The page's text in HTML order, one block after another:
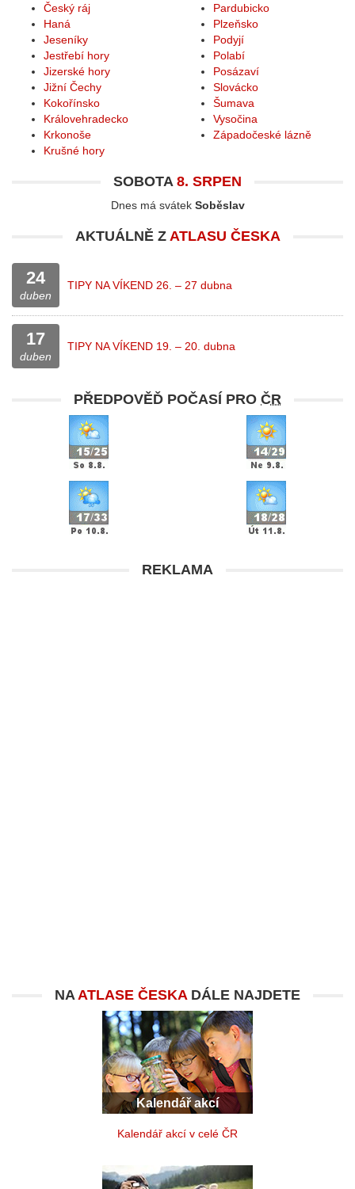
Český ráj
Haná
Jeseníky
Jestřebí hory
Jizerské hory
Jižní Čechy
Kokořínsko
Královehradecko
Krkonoše
Krušné hory
Pardubicko
Plzeňsko
Podyjí
Polabí
Posázaví
Slovácko
Šumava
Vysočina
Západočeské lázně
SOBOTA 8. SRPEN
Dnes má svátek Soběslav
AKTUÁLNĚ Z ATLASU ČESKA
24
duben
TIPY NA VÍKEND 26. – 27 dubna
17
duben
TIPY NA VÍKEND 19. – 20. dubna
PŘEDPOVĚĎ POČASÍ PRO ČR
REKLAMA
NAATLASE ČESKADÁLE NAJDETE
Kalendář akcí
Kalendář akcí v celé ČR